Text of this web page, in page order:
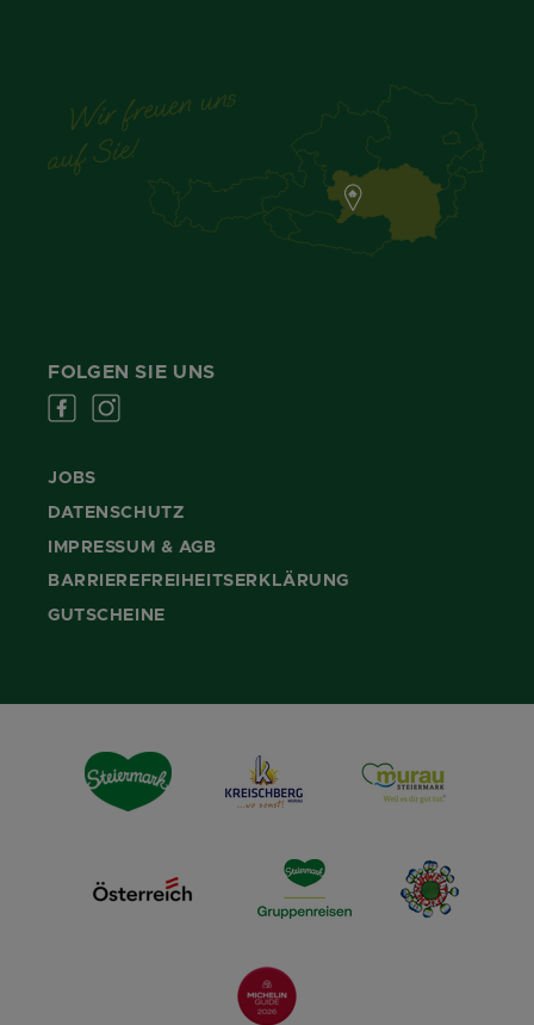
FOLGEN SIE UNS
JOBS
DATENSCHUTZ
IMPRESSUM & AGB
BARRIEREFREIHEITSERKLÄRUNG
GUTSCHEINE